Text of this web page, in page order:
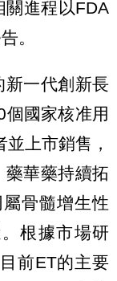
關進程以FDA
。
新一代創新長
國家核准用
上市銷售，
藥華藥持續拓
骨髓增生性
根據市場研
前ET的主要